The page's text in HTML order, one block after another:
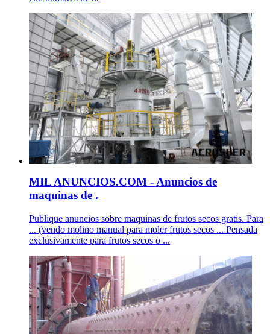
MIL ANUNCIOS.COM - Anuncios de
maquinas de .
Publique anuncios sobre maquinas de frutos secos gratis. Para
... (vendo molino manual para moler frutos secos ... Pensada
exclusivamente para frutos secos o ...